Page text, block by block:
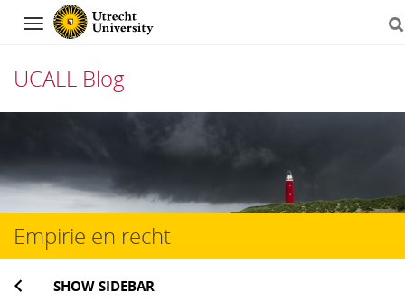
Navigation
UCALL Blog
content
Empirie en recht
SHOW SIDEBAR